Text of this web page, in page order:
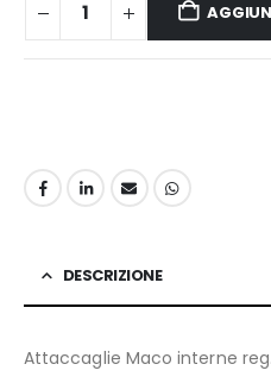
DESCRIZIONE
Attaccaglie Maco interne